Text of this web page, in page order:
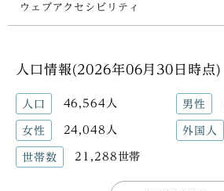
ウェブアクセシビリティ
人口情報(2026年06月30日時点)
人口 46,564人 男性
女性 24,048人 外国人
世帯数 21,288世帯